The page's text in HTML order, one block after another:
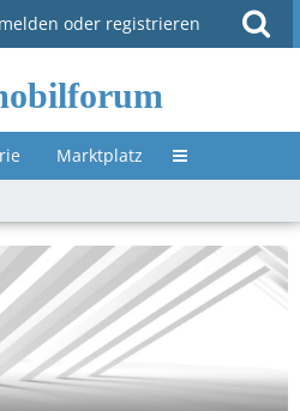
oder registrieren
Marktplatz Untermenü »